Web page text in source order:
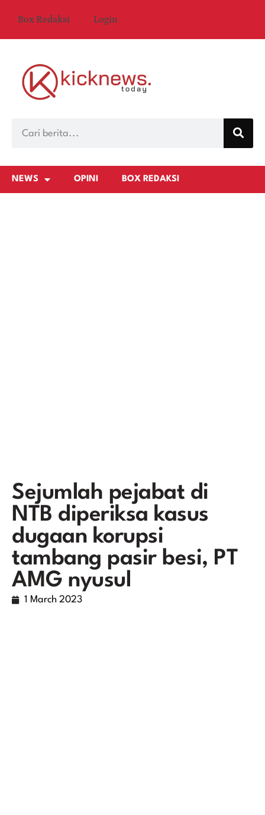
Box Redaksi Login
NEWS OPINI BOX REDAKSI
Sejumlah pejabat di
NTB diperiksa kasus
dugaan korupsi
tambang pasir besi, PT
AMG nyusul
1 March 2023